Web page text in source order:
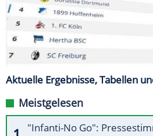
Aktuelle Ergebnisse, Tabellen
Meistgelesen
"Infanti-No Go":